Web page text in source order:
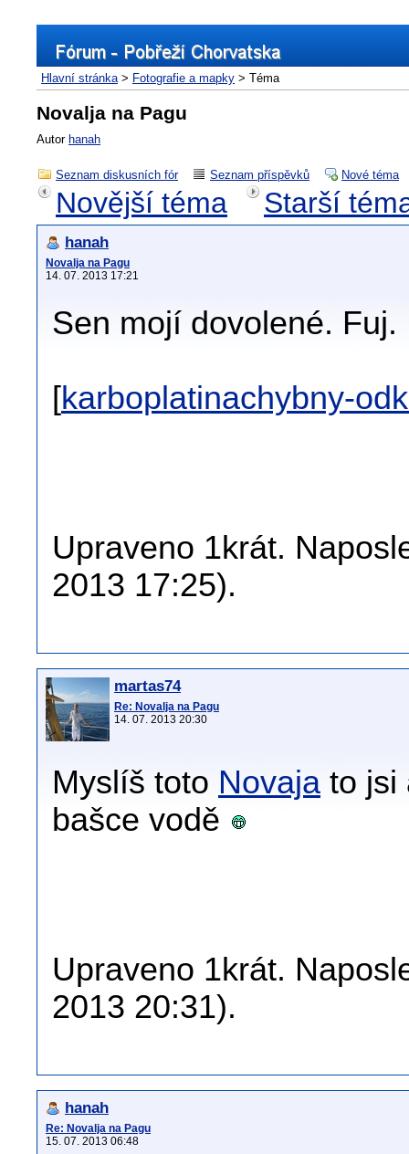
Hlavní stránka> Fotografie a mapky > Téma
Novalja na Pagu
Autor hanah
Seznam diskusních fór Seznam příspěvků Nové téma
Novější téma Starší
hanah
Novalja na Pagu
14. 07. 2013 17:21
Sen mojí dovolené. Fuj.
[karboplatinachybny-
Upraveno 1krát.
2013 17:25).
martas74
Re: Novalja na Pagu
14. 07. 2013 20:30
Myslíš toto Novaja to jsi
bašce vodě
Upraveno 1krát.
2013 20:31).
hanah
Re: Novalja na Pagu
15. 07. 2013 06:48